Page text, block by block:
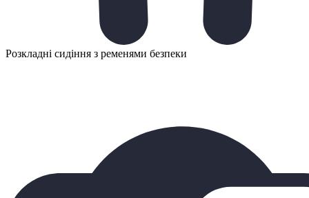
Розкладні сидіння з ременями безпеки